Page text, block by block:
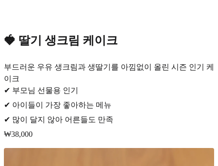
🍓 딸기 생크림 케이크
부드러운 우유 생크림과 생딸기를 아낌없이 올린 시즌 인기 케
이크
✔ 부모님 선물용 인기
✔ 아이들이 가장 좋아하는 메뉴
✔ 많이 달지 않아 어른들도 만족
₩38,000